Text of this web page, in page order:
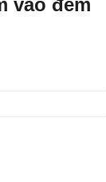
vào đêm